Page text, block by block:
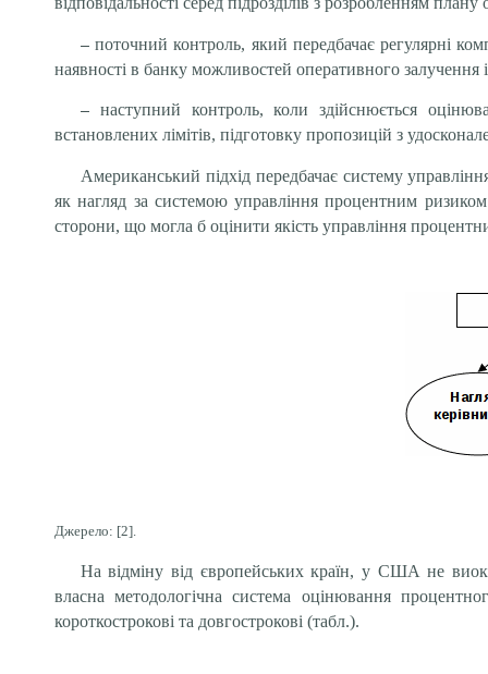
–поточний контроль, який передбачає регулярні
наявності в банку можливостей оперативного залучення
– наступний контроль, коли здійснюється
встановлених лімітів, підготовку пропозицій з
Американський підхід передбачає систему
як нагляд за системою управління процентним
сторони, що могла б оцінити якість управління
Джерело: [2].
На відміну від європейських країн, у США не
власна методологічна система оцінювання
короткострокові та довгострокові (табл.).